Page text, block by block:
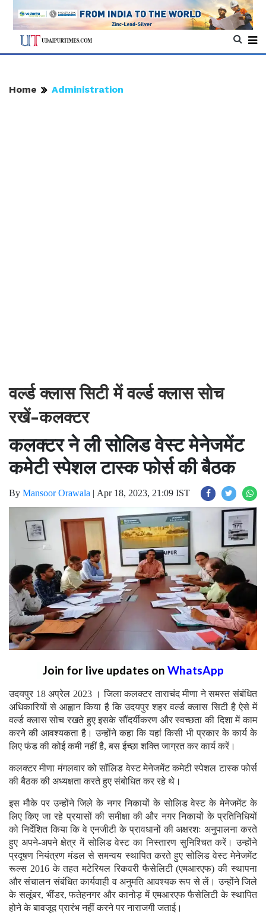
Home Administration
वर्ल्ड क्लास सिटी में वर्ल्ड क्लास सोच
रखें-कलक्टर
कलक्टर ने ली सोलिड वेस्ट मेनेजमेंट
कमेटी स्पेशल टास्क फोर्स की बैठक
By Mansoor Orawala | Apr 18, 2023, 21:09 IST
Join for live updates on WhatsApp
उदयपुर 18 अप्रेल 2023 । जिला कलक्टर ताराचंद मीणा ने समस्त संबंधित
अधिकारियों से आह्वान किया है कि उदयपुर शहर वर्ल्ड क्लास सिटी है ऐसे में
वर्ल्ड क्लास सोच रखते हुए इसके सौंदर्यीकरण और स्वच्छता की दिशा में काम
करने की आवश्यकता है। उन्होंने कहा कि यहां किसी भी प्रकार के कार्य के
लिए फंड की कोई कमी नहीं है, बस ईच्छा शक्ति जाग्रत कर कार्य करें।
कलक्टर मीणा मंगलवार को सॉलिड वेस्ट मेनेजमेंट कमेटी स्पेशल टास्क फोर्स
की बैठक की अध्यक्षता करते हुए संबोधित कर रहे थे।
इस मौके पर उन्होंने जिले के नगर निकायों के सोलिड वेस्ट के मेनेजमेंट के
लिए किए जा रहे प्रयासों की समीक्षा की और नगर निकायों के प्रतिनिधियों
को निर्देशित किया कि वे एनजीटी के प्रावधानों की अक्षरशः अनुपालना करते
हुए अपने-अपने क्षेत्र में सोलिड वेस्ट का निस्तारण सुनिश्चित करें। उन्होंने
प्रदूषण नियंत्रण मंडल से समन्वय स्थापित करते हुए सोलिड वेस्ट मेनेजमेंट
रूल्स 2016 के तहत मटेरियल रिकवरी फैसेलिटी (एमआरएफ) की स्थापना
और संचालन संबंधित कार्यवाही व अनुमति आवश्यक रूप से लें। उन्होंने जिले
के सलूंबर, भींडर, फतेहनगर और कानोड़ में एमआरएफ फैसेलिटी के स्थापित
होने के बावजूद प्रारंभ नहीं करने पर नाराजगी जताई।